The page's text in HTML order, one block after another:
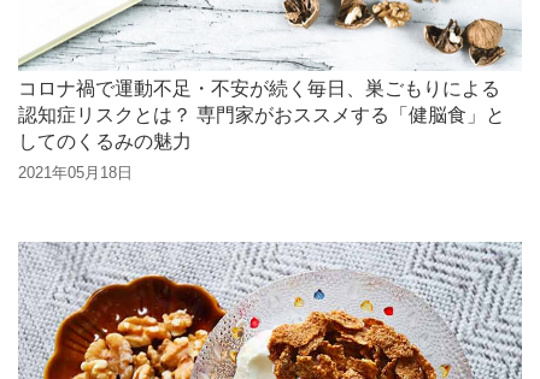
コロナ禍で運動不足・不安が続く毎日、巣ごもりによる
認知症リスクとは？ 専門家がおススメする「健脳食」と
してのくるみの魅力
2021年05月18日